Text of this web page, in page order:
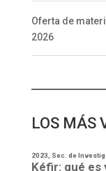
Oferta de
2026
LOS MÁS